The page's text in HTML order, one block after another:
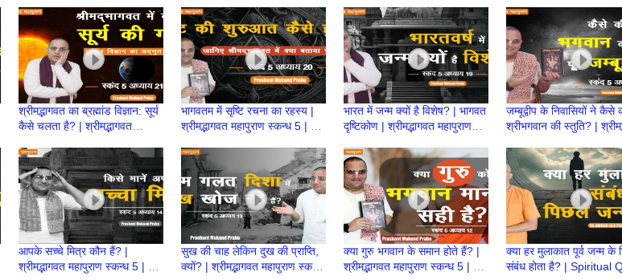
Prabhu
श्रीमद्भागवत का ब्रह्मांड विज्ञान: सूर्य
कैसे चलता है? | श्रीमद्भागवत
भागवतम में सृष्टि रचना का रहस्य |
श्रीमद्भागवत महापुराण स्कन्ध 5 | BP
Prabhu
भारत में जन्म क्यों है विशेष? | भागवत
दृष्टिकोण | श्रीमद्भागवत महापुराण
जम्बूद्वीप के निवासियों ने कैसे
श्रीभगवान की स्तुति? |
आपके सच्चे मित्र कौन हैं? |
श्रीमद्भागवत महापुराण स्कन्ध 5 | BP
सुख की चाह लेकिन दुख की प्राप्ति,
क्यों? | श्रीमद्भागवत महापुराण स्कन्ध
क्या गुरु भगवान के समान होते हैं? |
श्रीमद्भागवत महापुराण स्कन्ध 5 | BP
क्या हर मुलाकात पूर्व जन्म के
संबंध होता है? | Spiritual